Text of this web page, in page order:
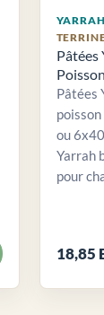
YARRAH
Pâtées
Pâtées
ou
Yarrah
pour
18,85